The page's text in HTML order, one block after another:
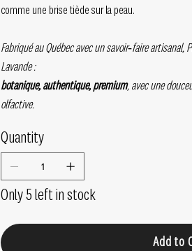
comme une brise tiède sur la peau.
Fabriqué au Québec avec un savoir‑faire artisanal,
Lavande :
botanique, authentique, premium, avec une
olfactive.
Quantity
Only 5 left in stock
Add to